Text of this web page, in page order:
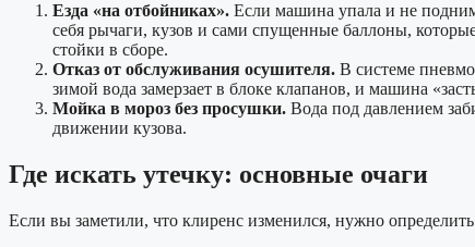
Езда «на отбойниках». Если машина упала и не
себя рычаги, кузов и сами спущенные баллоны,
стойки в сборе.
Отказ от обслуживания осушителя. В системе
зимой вода замерзает в блоке клапанов, и машина
Мойка в мороз без просушки. Вода под давлением
движении кузова.
Где искать утечку: основные очаги
Если вы заметили, что клиренс изменился, нужно